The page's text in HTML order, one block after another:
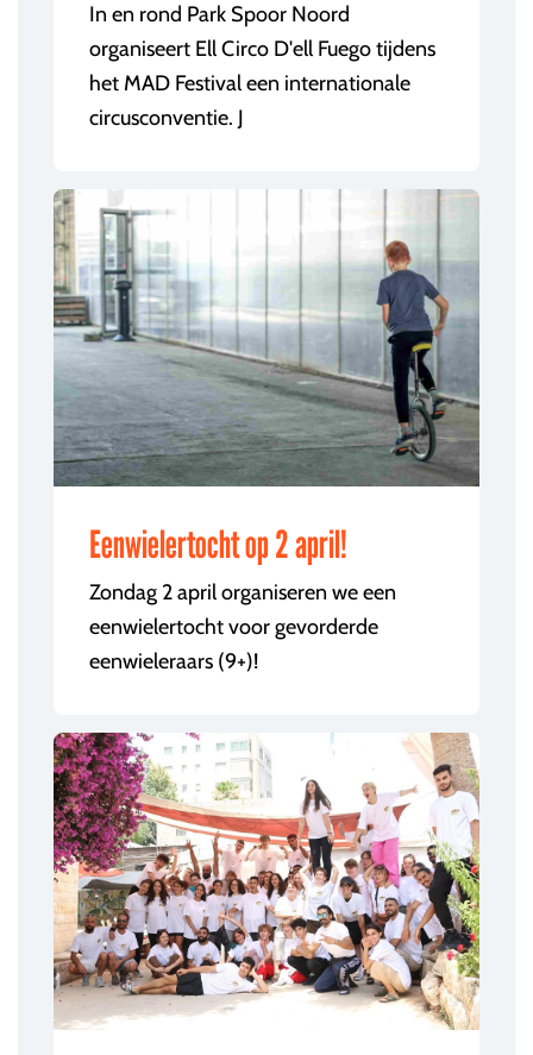
In en rond Park Spoor Noord
organiseert Ell Circo D'ell Fuego tijdens
het MAD Festival een internationale
circusconventie. J
Eenwielertocht op 2 april!
Zondag 2 april organiseren we een
eenwielertocht voor gevorderde
eenwieleraars (9+)!